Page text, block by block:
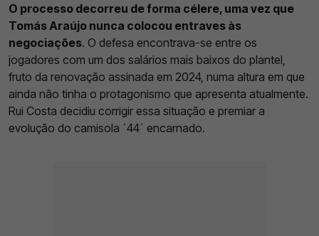
O processo decorreu de forma célere, uma vez que
Tomás Araújo nunca colocou entraves às
negociações. O defesa encontrava-se entre os
jogadores com um dos salários mais baixos do plantel,
fruto da renovação assinada em 2024, numa altura em que
ainda não tinha o protagonismo que apresenta atualmente.
Rui Costa decidiu corrigir essa situação e premiar a
evolução do camisola ´44´ encarnado.